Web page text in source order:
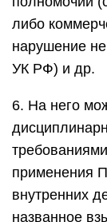
либо
нарушение
УК РФ) и др.
6. На него
применения
внутренних
названное